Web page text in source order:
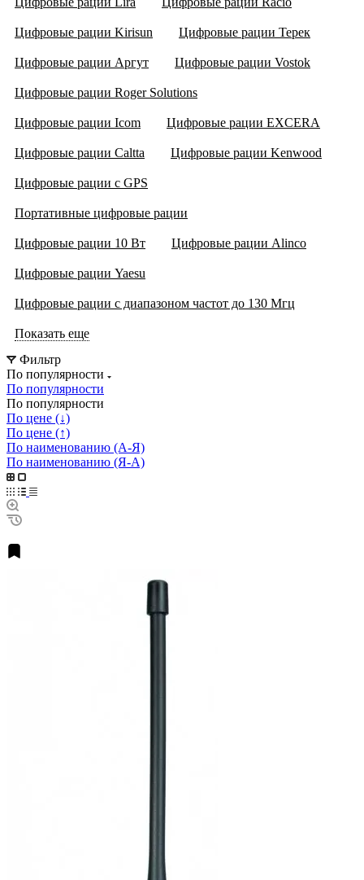
Цифровые рации Kirisun Цифровые рации Терек
Цифровые рации Аргут Цифровые рации Vostok
Цифровые рации Roger Solutions
Цифровые рации Icom Цифровые рации EXCERA
Цифровые рации Caltta Цифровые рации Kenwood
Цифровые рации с GPS
Портативные цифровые рации
Цифровые рации 10 Вт Цифровые рации Alinco
Цифровые рации Yaesu
Цифровые рации с диапазоном частот до 130 Мгц
Показать еще
Фильтр
По популярности
По популярности
По популярности
По цене (↓)
По цене (↑)
По наименованию (А-Я)
По наименованию (Я-А)